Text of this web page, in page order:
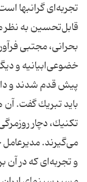
تجربه‌ای گرانبها
قابل‌تحسین به نظر
بحرانی، مجتبی
خضوعی‌ابیانیه و
پیش قدم شدند و
باید تبریك گفت.
تكنیك، دچار
می‌گیرند.
و تجربه‌ای كه در